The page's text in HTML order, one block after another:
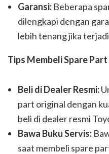
Garansi: Beberapa
dilengkapi dengan
lebih tenang jika
Tips Membeli Spare
Beli di Dealer Resmi:
part original dengan
beli di dealer resmi
Bawa Buku Servis:
saat membeli spare